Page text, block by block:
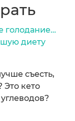
голодание…
диету
съесть,
Это кето